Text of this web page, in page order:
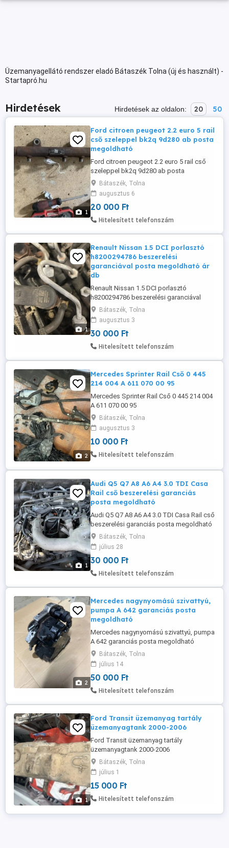
Üzemanyagellátó rendszer eladó Bátaszék Tolna (új és használt) -
Startapró.hu
Hirdetések Hirdetések az oldalon: 20 50
1
Ford citroen peugeot 2.2 euro 5 rail
cső szeleppel bk2q 9d280 ab posta
megoldható
Ford citroen peugeot 2.2 euro 5 rail cső
szeleppel bk2q 9d280 ab posta
megoldható
Bátaszék, Tolna
augusztus 6
20 000 Ft
Hitelesített telefonszám
1
Renault Nissan 1.5 DCI porlasztó
h8200294786 beszerelési
garanciával posta megoldható ár
db
Renault Nissan 1.5 DCI porlasztó
h8200294786 beszerelési garanciával
posta megoldható ár db
Bátaszék, Tolna
augusztus 3
30 000 Ft
Hitelesített telefonszám
2
Mercedes Sprinter Rail Cső 0 445
214 004 A 611 070 00 95
Mercedes Sprinter Rail Cső 0 445 214 004
A 611 070 00 95
Bátaszék, Tolna
augusztus 3
10 000 Ft
Hitelesített telefonszám
1
Audi Q5 Q7 A8 A6 A4 3.0 TDI Casa
Rail cső beszerelési garanciás
posta megoldható
Audi Q5 Q7 A8 A6 A4 3.0 TDI Casa Rail cső
beszerelési garanciás posta megoldható
kizárólag telefonon érdeklődjön
Bátaszék, Tolna
július 28
30 000 Ft
Hitelesített telefonszám
2
Mercedes nagynyomású szivattyú,
pumpa A 642 garanciás posta
megoldható
Mercedes nagynyomású szivattyú, pumpa
A 642 garanciás posta megoldható
Mercedes-Benz Viano (W639) (Baujahr PS,
Diesel) Mercedes-Benz Vito Bus (W639)
(Baujahr 09.2010 - ..., 224 PS, Diesel)
Mercedes-Benz Vito Mixto (W639)
(Baujahr 09.2010 - ..., 224 PS, Diesel)
(Baujahr ...
Bátaszék, Tolna
július 14
50 000 Ft
Hitelesített telefonszám
1
Ford Transit üzemanyag tartály
üzemanyagtank 2000-2006
Ford Transit üzemanyag tartály
üzemanyagtank 2000-2006
Bátaszék, Tolna
július 1
15 000 Ft
Hitelesített telefonszám